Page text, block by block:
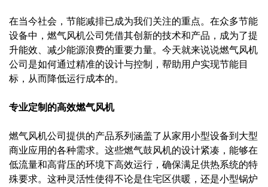
在当今社会，节能减排已成为我们关注的重点。在众多节能
设备中，燃气风机公司凭借其创新的技术和产品，成为了提
升能效、减少能源浪费的重要力量。今天就来说说燃气风机
公司是如何通过精准的设计与控制，帮助用户实现节能目
标，从而降低运行成本的。
专业定制的高效燃气风机
燃气风机公司提供的产品系列涵盖了从家用小型设备到大型
商业应用的各种需求。这些燃气鼓风机的设计紧凑，能够在
低流量和高背压的环境下高效运行，确保满足供热系统的特
殊要求。这种灵活性使得不论是住宅区供暖，还是小型锅炉